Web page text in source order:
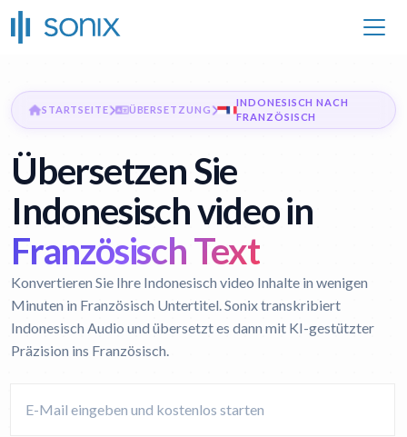
STARTSEITE ÜBERSETZUNG
INDONESISCH NACH
FRANZÖSISCH
Übersetzen Sie
Indonesisch video in
Französisch Text
Konvertieren Sie Ihre Indonesisch video Inhalte in wenigen
Minuten in Französisch Untertitel. Sonix transkribiert
Indonesisch Audio und übersetzt es dann mit KI-gestützter
Präzision ins Französisch.